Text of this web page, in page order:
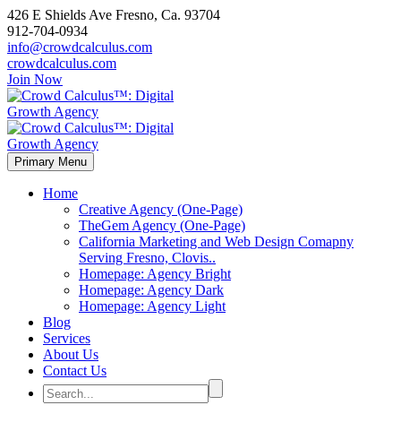
426 E Shields Ave Fresno, Ca. 93704
912-704-0934
info@crowdcalculus.com
crowdcalculus.com
Join Now
Primary Menu
Home
Creative Agency (One-Page)
TheGem Agency (One-Page)
California Marketing and Web Design Comapny
Serving Fresno, Clovis..
Homepage: Agency Bright
Homepage: Agency Dark
Homepage: Agency Light
Blog
Services
About Us
Contact Us